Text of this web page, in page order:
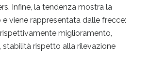
Infine, la tendenza mostra la
viene rappresentata dalle frecce:
miglioramento,
rispetto alla rilevazione